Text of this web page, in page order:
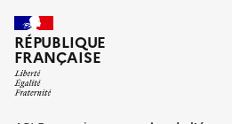
RÉPUBLIQUE
FRANÇAISE